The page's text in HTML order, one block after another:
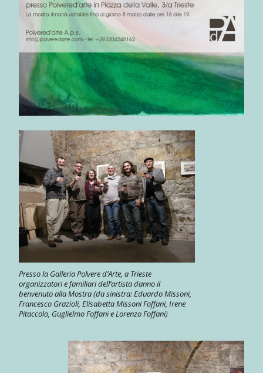
Presso la Galleria Polvere d’Arte, a Trieste
organizzatori e familiari dell’artista danno il
benvenuto alla Mostra (da sinistra: Eduardo Missoni,
Francesco Grazioli, Elisabetta Missoni Foffani, Irene
Pitaccolo, Guglielmo Foffani e Lorenzo Foffani)